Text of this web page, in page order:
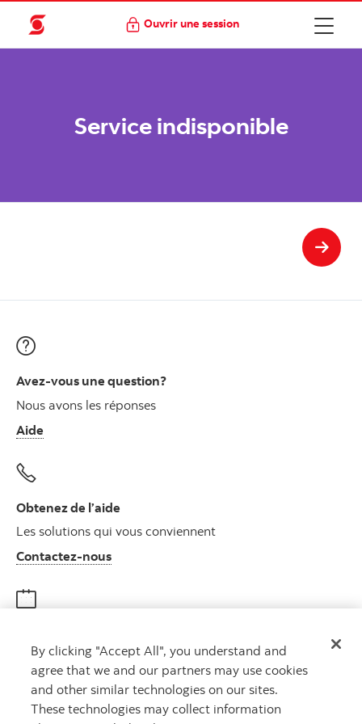
Ouvrir une session
Service indisponible
Avez-vous une question?
Nous avons les réponses
Aide
Obtenez de l’aide
Les solutions qui vous conviennent
Contactez-nousAutres numéros, contactez-nous par
Rencontrez un conseiller
Prenez rendez-vous
By clicking "Accept All", you understand and
agree that we and our partners may use cookies
and other similar technologies on our sites.
These technologies may collect information